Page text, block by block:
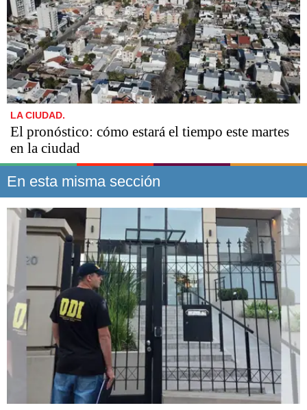
LA CIUDAD.
El pronóstico: cómo estará el tiempo este martes
en la ciudad
En esta misma sección